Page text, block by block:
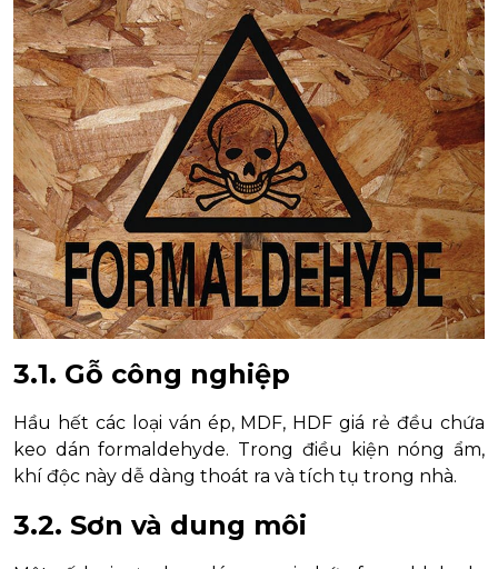
3.1. Gỗ công nghiệp
Hầu hết các loại ván ép, MDF, HDF giá rẻ đều chứa
keo dán formaldehyde. Trong điều kiện nóng ẩm,
khí độc này dễ dàng thoát ra và tích tụ trong nhà.
3.2. Sơn và dung môi